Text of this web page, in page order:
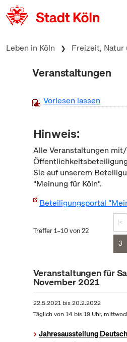
zum Inhalt springen
Leben in Köln Freizeit, Natur
Veranstaltungen
Vorlesen lassen
Hinweis:
Alle Veranstaltungen
Sie auf unserem
"Meinung für Köln".
Beteiligungsportal
Treffer 1–10 von 22
|<
3
Veranstaltungen für
November 2021
22.5.2021bis20.2.2022
Täglich von 14 bis 19 Uhr,
Jahresausstellung